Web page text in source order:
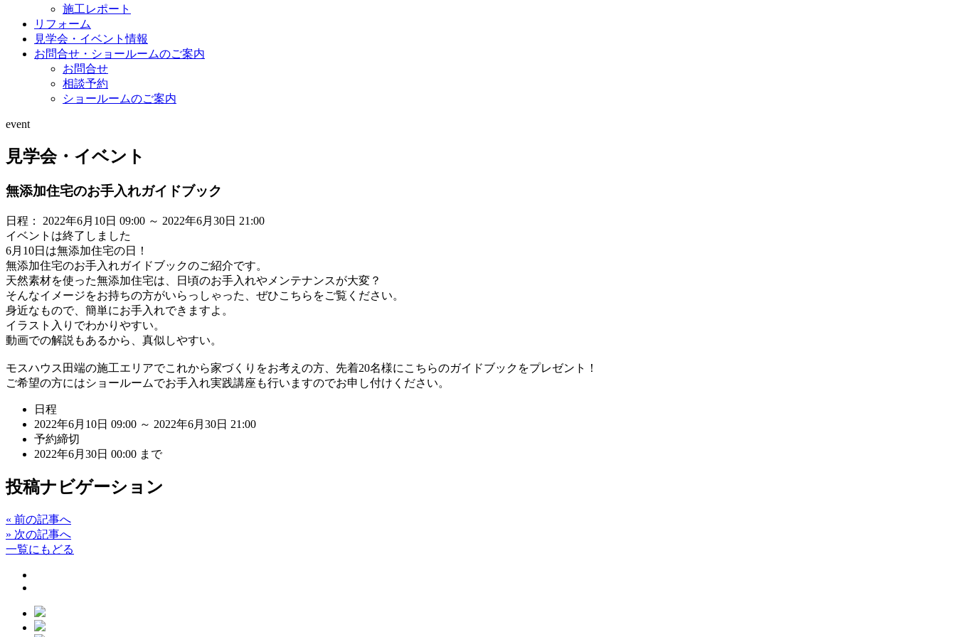
施工レポート
リフォーム
見学会・イベント情報
お問合せ・ショールームのご案内
お問合せ
相談予約
ショールームのご案内
event
見学会・イベント
無添加住宅のお手入れガイドブック
日程： 2022年6月10日 09:00 ～ 2022年6月30日 21:00
イベントは終了しました
6月10日は無添加住宅の日！
無添加住宅のお手入れガイドブックのご紹介です。
天然素材を使った無添加住宅は、日頃のお手入れやメンテナンスが大変？
そんなイメージをお持ちの方がいらっしゃった、ぜひこちらをご覧ください。
身近なもので、簡単にお手入れできますよ。
イラスト入りでわかりやすい。
動画での解説もあるから、真似しやすい。
モスハウス田端の施工エリアでこれから家づくりをお考えの方、先着20名様にこちらのガイドブックをプレゼント！
ご希望の方にはショールームでお手入れ実践講座も行いますのでお申し付けください。
日程
2022年6月10日 09:00 ～ 2022年6月30日 21:00
予約締切
2022年6月30日 00:00 まで
投稿ナビゲーション
« 前の記事へ
» 次の記事へ
一覧にもどる